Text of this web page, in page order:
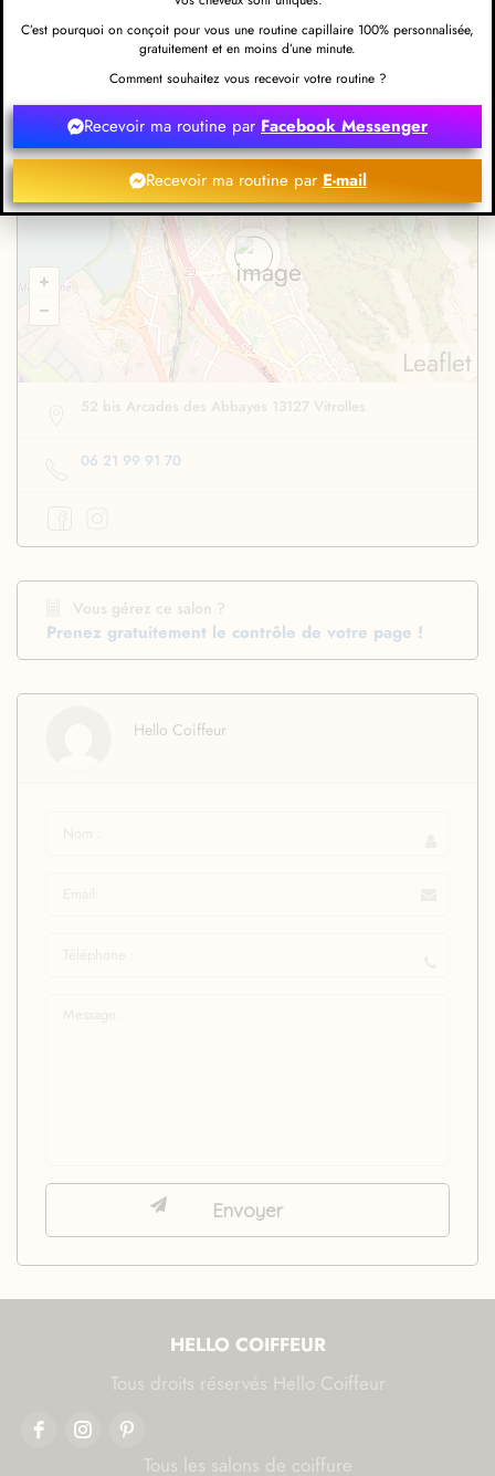
Leaflet
52 bis Arcades des Abbayes 13127 Vitrolles
06 21 99 91 70
Vous gérez ce salon ?
Prenez gratuitement le contrôle de votre page !
Hello Coiffeur
HELLO COIFFEUR
Tous droits réservés Hello Coiffeur
Tous les salons de coiffure
C’est pourquoi on conçoit pour vous une routine capillaire 100% personnalisée,
gratuitement et en moins d’une minute.
Comment souhaitez vous recevoir votre routine ?
Recevoir ma routine parFacebook Messenger
Recevoir ma routine par E-mail